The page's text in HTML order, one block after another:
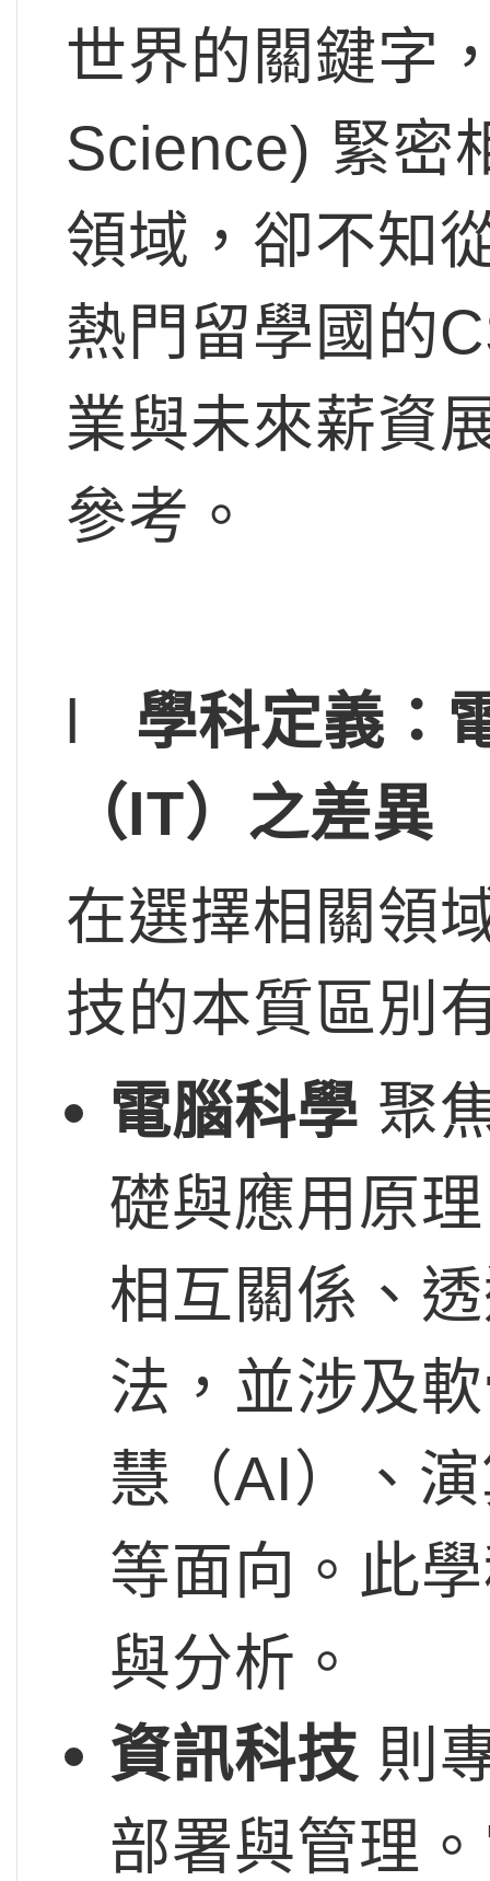
世界的關鍵字
Science) 緊密
領域，卻不知
熱門留學國的
業與未來薪資
參考。
l 學科定義：
（IT）之差異
在選擇相關領
技的本質區別
電腦科學 聚
礎與應用原
相互關係、
法，並涉及
慧（AI）、
等面向。此
與分析。
資訊科技 則
部署與管理